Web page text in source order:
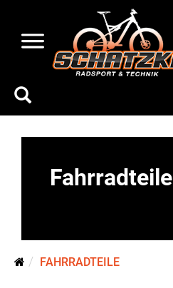
Fahrradteile
FAHRRADTEILE